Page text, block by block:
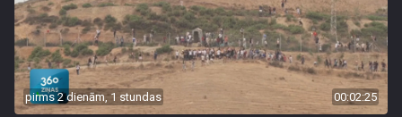
pirms 2 dienām, 1 stundas 00:02:25